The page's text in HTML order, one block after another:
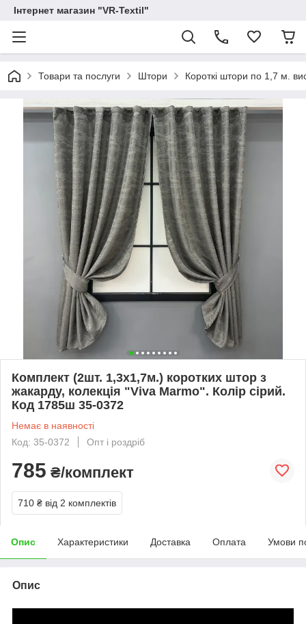
Інтернет магазин "VR-Textil"
Товари та послуги Штори Короткі штори по 1,7 м.
Комплект (2шт. 1,3х1,7м.) коротких штор з
жакарду, колекція "Viva Marmo". Колір сірий.
Код 1785ш 35-0372
Немає в наявності
Код: 35-0372
Опт і роздріб
785 ₴/комплект
710 ₴ від 2 комплектів
Опис Характеристики Доставка Оплата Умови
Опис